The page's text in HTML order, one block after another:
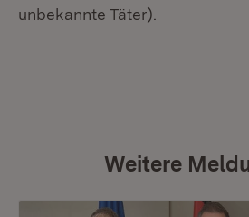
unbekannte Täter).
Weitere